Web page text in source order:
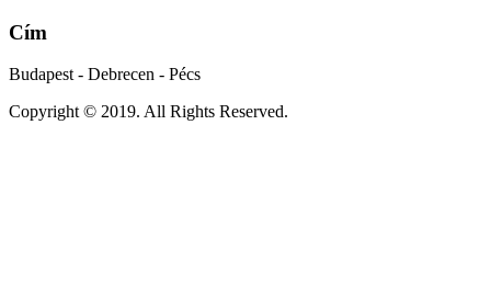
Cím
Budapest - Debrecen - Pécs
Copyright © 2019. All Rights Reserved.